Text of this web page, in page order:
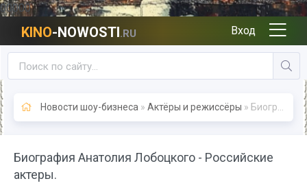
00000
KINO-NOWOSTI.RU Вход
Новости шоу-бизнеса » Актёры и режиссёры » Биография Анатолия Лобоцкого - Российские актеры.
Биография Анатолия Лобоцкого - Российские
актеры.